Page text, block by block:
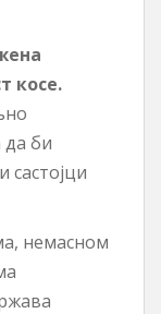
косе.
би
немасном